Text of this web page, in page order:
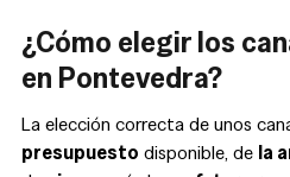
¿Cómo elegir los
en Pontevedra?
La elección correcta de unos
presupuesto disponible, de la